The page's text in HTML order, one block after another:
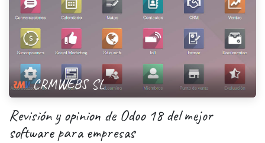
CRMWEBS SL
Revisión y opinion de Odoo 18 del mejor
software para empresas